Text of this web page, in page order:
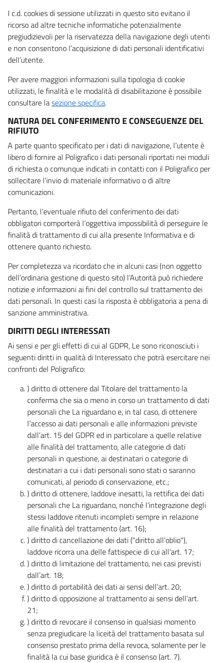
I c.d. cookies di sessione utilizzati in questo sito evitano il
ricorso ad altre tecniche informatiche potenzialmente
pregiudizievoli per la riservatezza della navigazione degli utenti
e non consentono l’acquisizione di dati personali identificativi
dell’utente.
Per avere maggiori informazioni sulla tipologia di cookie
utilizzati, le finalità e le modalità di disabilitazione è possibile
consultare lasezione specifica.
NATURA DEL CONFERIMENTO E CONSEGUENZE DEL
RIFIUTO
A parte quanto specificato per i dati di navigazione, l’utente è
libero di fornire al Poligrafico i dati personali riportati nei moduli
di richiesta o comunque indicati in contatti con il Poligrafico per
sollecitare l’invio di materiale informativo o di altre
comunicazioni.
Pertanto, l’eventuale rifiuto del conferimento dei dati
obbligatori comporterà l’oggettiva impossibilità di perseguire le
finalità di trattamento di cui alla presente Informativa e di
ottenere quanto richiesto.
Per completezza va ricordato che in alcuni casi (non oggetto
dell’ordinaria gestione di questo sito) l’Autorità può richiedere
notizie e informazioni ai fini del controllo sul trattamento dei
dati personali. In questi casi la risposta è obbligatoria a pena di
sanzione amministrativa.
DIRITTI DEGLI INTERESSATI
Ai sensi e per gli effetti di cui al GDPR, Le sono riconosciuti i
seguenti diritti in qualità di Interessato che potrà esercitare nei
confronti del Poligrafico:
) diritto di ottenere dal Titolare del trattamento la
conferma che sia o meno in corso un trattamento di dati
personali che La riguardano e, in tal caso, di ottenere
l’accesso ai dati personali e alle informazioni previste
dall’art. 15 del GDPR ed in particolare a quelle relative
alle finalità del trattamento, alle categorie di dati
personali in questione, ai destinatari o categorie di
destinatari a cui i dati personali sono stati o saranno
comunicati, al periodo di conservazione, etc.;
) diritto di ottenere, laddove inesatti, la rettifica dei dati
personali che La riguardano, nonché l’integrazione degli
stessi laddove ritenuti incompleti sempre in relazione
alle finalità del trattamento (art. 16);
) diritto di cancellazione dei dati ("diritto all’oblio"),
laddove ricorra una delle fattispecie di cui all’art. 17;
) diritto di limitazione del trattamento, nei casi previsti
dall’art. 18;
) diritto di portabilità dei dati ai sensi dell’art. 20;
) diritto di opposizione al trattamento ai sensi dell’art.
21;
) diritto di revocare il consenso in qualsiasi momento
senza pregiudicare la liceità del trattamento basata sul
consenso prestato prima della revoca, solamente per le
finalità la cui base giuridica è il consenso (art. 7).